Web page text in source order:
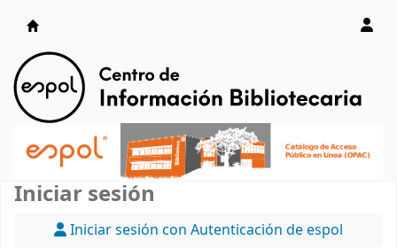
Catálogo en línea
Iniciar sesión
Iniciar sesión con Autenticación de espol